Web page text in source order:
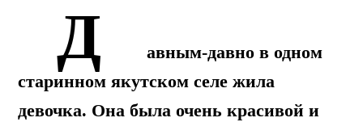
Д
авным-давно в одном
старинном якутском селе жила
девочка. Она была очень красивой и